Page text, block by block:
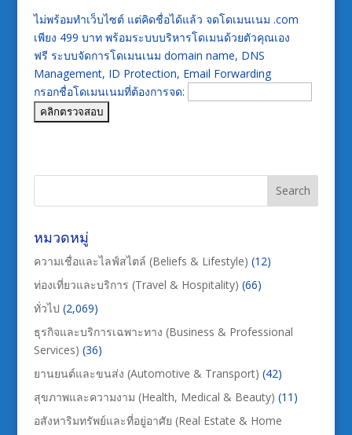
ไม่พร้อมทำเว็บไซต์ แต่คิดชื่อได้แล้ว จดโดเมนเนม .com
เพียง 499 บาท พร้อมระบบบริหารโดเมนด้วยตัวคุณเอง
ฟรี ระบบจัดการโดเมนเนม domain name, DNS
Management, ID Protection, Email Forwarding
กรอกชื่อโดเมนเนมที่ต้องการจด:
หมวดหมู่
ความเชื่อและไลฟ์สไตล์ (Beliefs & Lifestyle) (12)
ท่องเที่ยวและบริการ (Travel & Hospitality) (66)
ทั่วไป (2,069)
ธุรกิจและบริการเฉพาะทาง (Business & Professional
Services) (36)
ยานยนต์และขนส่ง (Automotive & Transport) (42)
สุขภาพและความงาม (Health, Medical & Beauty) (11)
อสังหาริมทรัพย์และที่อยู่อาศัย (Real Estate & Home